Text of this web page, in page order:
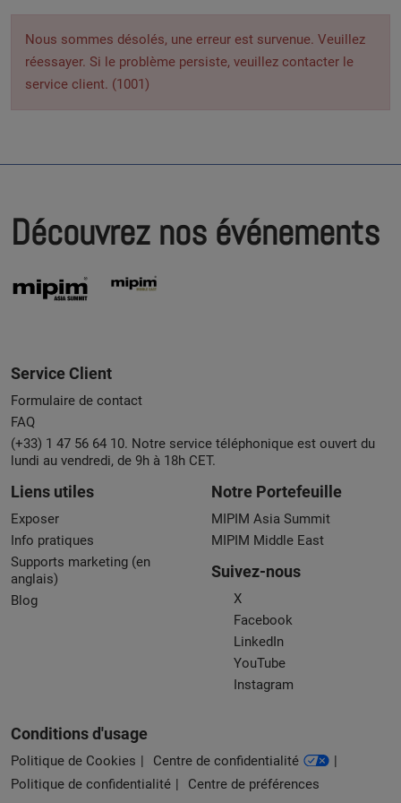
Nous sommes désolés, une erreur est survenue. Veuillez
réessayer. Si le problème persiste, veuillez contacter le
service client. (1001)
Découvrez nos événements
Service Client
Formulaire de contact
FAQ
(+33) 1 47 56 64 10. Notre service téléphonique est ouvert du
lundi au vendredi, de 9h à 18h CET.
Liens utiles
Exposer
Info pratiques
Supports marketing (en
anglais)
Blog
Notre Portefeuille
MIPIM Asia Summit
MIPIM Middle East
Suivez-nous
X
Facebook
LinkedIn
YouTube
Instagram
Conditions d'usage
Politique de Cookies
Centre de confidentialité
Politique de confidentialité
Centre de préférences